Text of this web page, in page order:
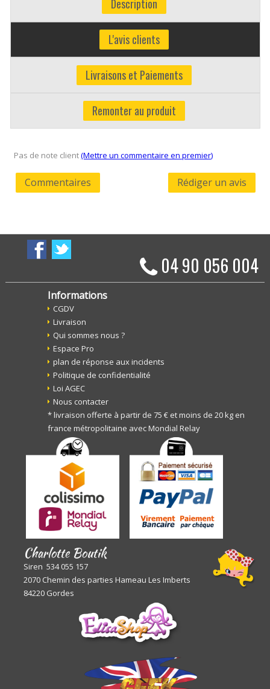
Description
L'avis clients
Livraisons et Paiements
Remonter au produit
Pas de note client(Mettre un commentaire en premier)
Commentaires Rédiger un avis
04 90 056 004
Informations
CGDV
Livraison
Qui sommes nous ?
Espace Pro
plan de réponse aux incidents
Politique de confidentialité
Loi AGEC
Nous contacter
* livraison offerte à partir de 75 € et moins de 20 kg en
france métropolitaine avec Mondial Relay
Charlotte Boutik
Siren 534 055 157
2070 Chemin des parties Hameau Les Imberts
84220 Gordes